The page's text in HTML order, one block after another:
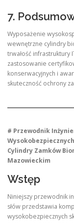
7.
Wyposażenie
wewnętrzne cylindry
trwałość
zastosowanie
konserwacyjnych i
skuteczność ochrony
# Przewodnik
Cylindry Zamków
Mazowieckim
Wstęp
Niniejszy przewodnik
słów przedstawia
wysokobezpiecznych